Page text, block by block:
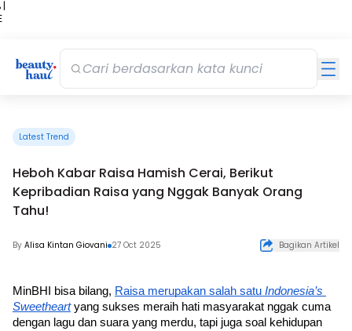
|
Latest Trend
Heboh Kabar Raisa Hamish Cerai, Berikut
Kepribadian Raisa yang Nggak Banyak Orang
Tahu!
By Alisa Kintan Giovani 27 Oct 2025 Bagikan Artikel
MinBHI bisa bilang, Raisa merupakan salah satu Indonesia’s
Sweetheart yang sukses meraih hati masyarakat nggak cuma
dengan lagu dan suara yang merdu, tapi juga soal kehidupan